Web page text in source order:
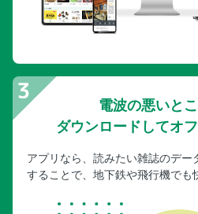
電波の悪いと
ダウンロードしてオ
アプリなら、読みたい雑誌のデー
することで、地下鉄や飛行機でも